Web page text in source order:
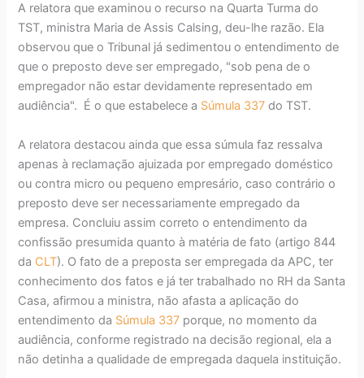
A relatora que examinou o recurso na Quarta Turma do
TST, ministra Maria de Assis Calsing, deu-lhe razão. Ela
observou que o Tribunal já sedimentou o entendimento de
que o preposto deve ser empregado, "sob pena de o
empregador não estar devidamente representado em
audiência". É o que estabelece a Súmula 337 do TST.
A relatora destacou ainda que essa súmula faz ressalva
apenas à reclamação ajuizada por empregado doméstico
ou contra micro ou pequeno empresário, caso contrário o
preposto deve ser necessariamente empregado da
empresa. Concluiu assim correto o entendimento da
confissão presumida quanto à matéria de fato (artigo 844
da CLT). O fato de a preposta ser empregada da APC, ter
conhecimento dos fatos e já ter trabalhado no RH da Santa
Casa, afirmou a ministra, não afasta a aplicação do
entendimento da Súmula 337 porque, no momento da
audiência, conforme registrado na decisão regional, ela a
não detinha a qualidade de empregada daquela instituição.